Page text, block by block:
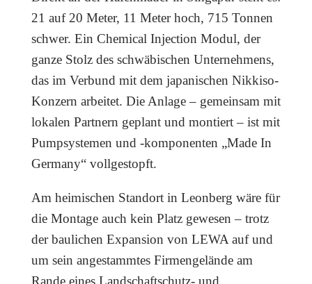
21 auf 20 Meter, 11 Meter hoch, 715 Tonnen
schwer. Ein Chemical Injection Modul, der
ganze Stolz des schwäbischen Unternehmens,
das im Verbund mit dem japanischen Nikkiso-
Konzern arbeitet. Die Anlage – gemeinsam mit
lokalen Partnern geplant und montiert – ist mit
Pumpsystemen und -komponenten „Made In
Germany“ vollgestopft.
Am heimischen Standort in Leonberg wäre für
die Montage auch kein Platz gewesen – trotz
der baulichen Expansion von LEWA auf und
um sein angestammtes Firmengelände am
Rande eines Landschaftschutz- und